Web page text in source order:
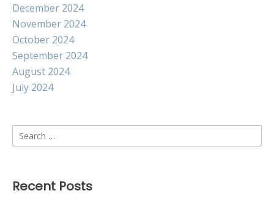
December 2024
November 2024
October 2024
September 2024
August 2024
July 2024
Search
for:
Recent Posts